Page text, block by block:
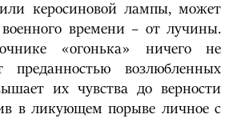
или керосиновой лампы, может
времени – от лучины.
«огонька» ничего не
преданностью возлюбленных
их чувства до верности
в ликующем порыве личное с